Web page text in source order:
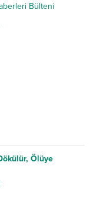
Bülteni
Ölüye